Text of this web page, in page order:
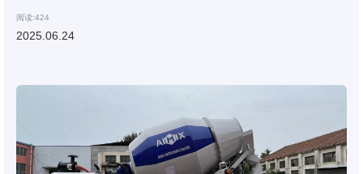
阅读:424
2025.06.24